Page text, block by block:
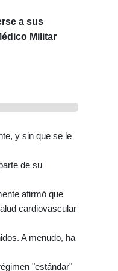
a sus
Militar
y sin que se le
de su
afirmó que
cardiovascular
A menudo, ha
"estándar"